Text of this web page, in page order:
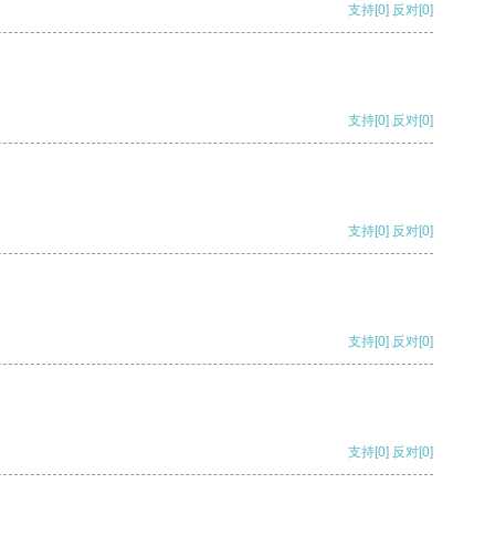
支持[0] 反对[0]
支持[0] 反对[0]
支持[0] 反对[0]
支持[0] 反对[0]
支持[0] 反对[0]